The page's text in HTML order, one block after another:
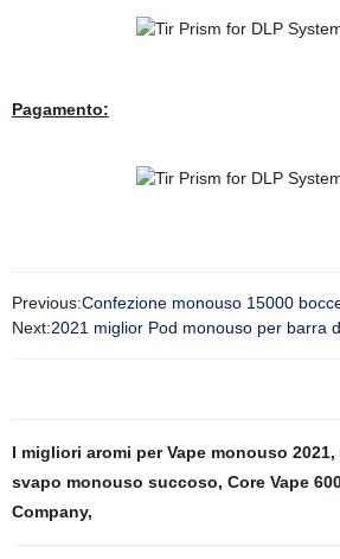
Pagamento:
Previous:Confezione monouso 15000
Next:2021 miglior Pod monouso per barra
I migliori aromi per Vape monouso 2021,
svapo monouso succoso, Core Vape
Company,